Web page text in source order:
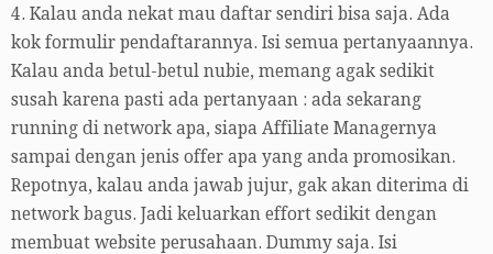
4. Kalau anda nekat mau daftar sendiri bisa saja. Ada
kok formulir pendaftarannya. Isi semua pertanyaannya.
Kalau anda betul-betul nubie, memang agak sedikit
susah karena pasti ada pertanyaan : ada sekarang
running di network apa, siapa Affiliate Managernya
sampai dengan jenis offer apa yang anda promosikan.
Repotnya, kalau anda jawab jujur, gak akan diterima di
network bagus. Jadi keluarkan effort sedikit dengan
membuat website perusahaan. Dummy saja. Isi